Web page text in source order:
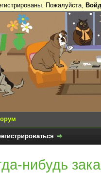
Пожалуйста,
нибудь